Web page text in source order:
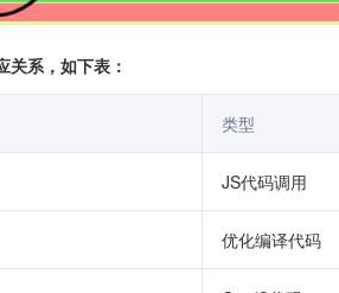
关系，如下表：
类型
JS代码调用
优化编译代码